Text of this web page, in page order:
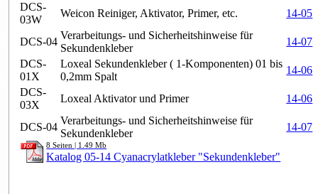
DCS-
03W
Weicon Reiniger, Aktivator, Primer, etc. 14-05
DCS-04
Verarbeitungs- und Sicherheitshinweise für
Sekundenkleber
14-07
DCS-
01X
Loxeal Sekundenkleber ( 1-Komponenten) 01 bis
0,2mm Spalt
14-06
DCS-
03X
Loxeal Aktivator und Primer 14-06
DCS-04
Verarbeitungs- und Sicherheitshinweise für
Sekundenkleber
14-07
8 Seiten | 1.49 Mb
Katalog 05-14 Cyanacrylatkleber "Sekundenkleber"